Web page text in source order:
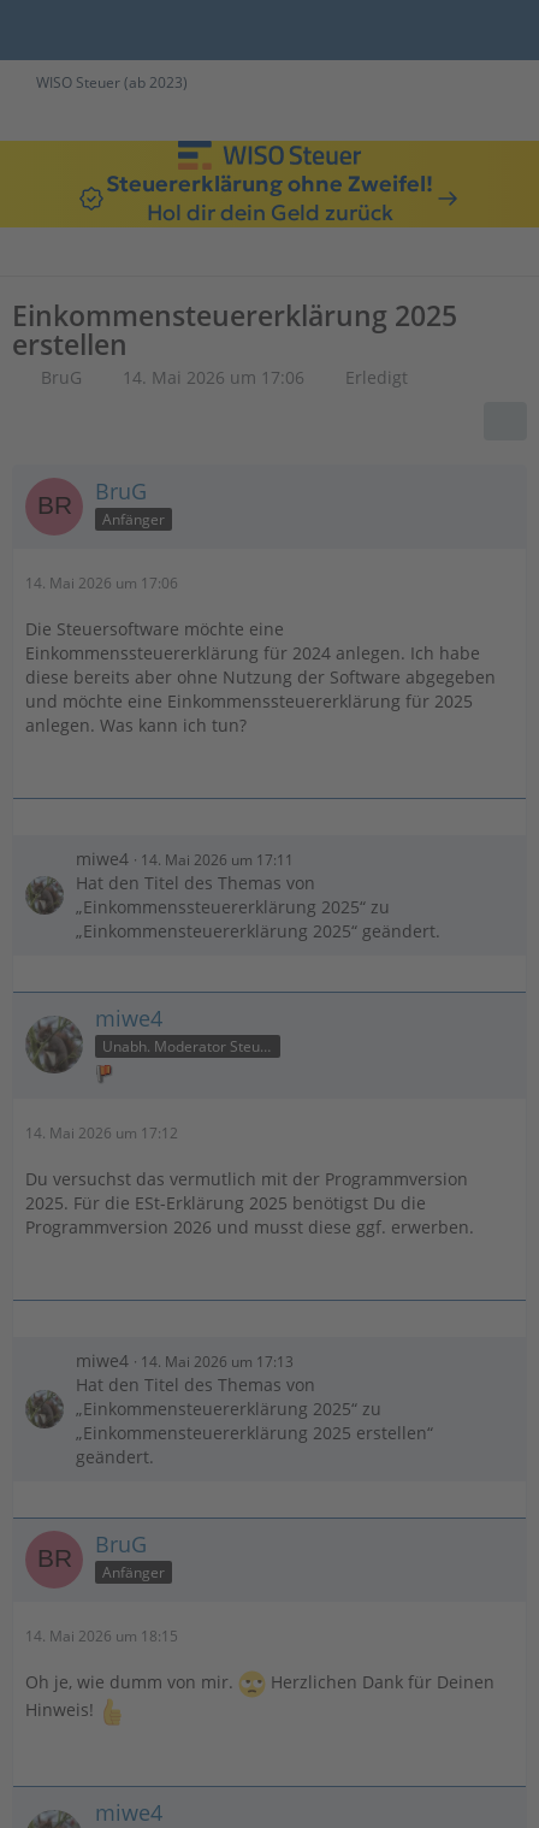
WISO Steuer (ab 2023)
Steuererklärung ohne Zweifel!
Hol dir dein Geld zurück
Einkommensteuererklärung 2025
erstellen
BruG 14. Mai 2026 um 17:06 Erledigt
BruG
Anfänger
14. Mai 2026 um 17:06
Die Steuersoftware möchte eine
Einkommenssteuererklärung für 2024 anlegen. Ich habe
diese bereits aber ohne Nutzung der Software abgegeben
und möchte eine Einkommenssteuererklärung für 2025
anlegen. Was kann ich tun?
miwe4 14. Mai 2026 um 17:11
Hat den Titel des Themas von
„Einkommenssteuererklärung 2025“ zu
„Einkommensteuererklärung 2025“ geändert.
miwe4
Unabh. Moderator Steuer
14. Mai 2026 um 17:12
Du versuchst das vermutlich mit der Programmversion
2025. Für die ESt-Erklärung 2025 benötigst Du die
Programmversion 2026 und musst diese ggf. erwerben.
miwe4 14. Mai 2026 um 17:13
Hat den Titel des Themas von
„Einkommensteuererklärung 2025“ zu
„Einkommensteuererklärung 2025 erstellen“
geändert.
BruG
Anfänger
14. Mai 2026 um 18:15
Oh je, wie dumm von mir.
Herzlichen Dank für Deinen
Hinweis!
miwe4